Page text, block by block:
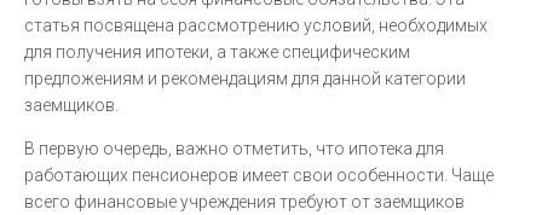
статья посвящена рассмотрению условий, необходимых
для получения ипотеки, а также специфическим
предложениям и рекомендациям для данной категории
заемщиков.
В первую очередь, важно отметить, что ипотека для
работающих пенсионеров имеет свои особенности. Чаще
всего финансовые учреждения требуют от заемщиков